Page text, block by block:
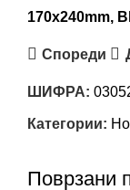
170x240mm,
Спореди
ШИФРА:
Категории:
Поврзани